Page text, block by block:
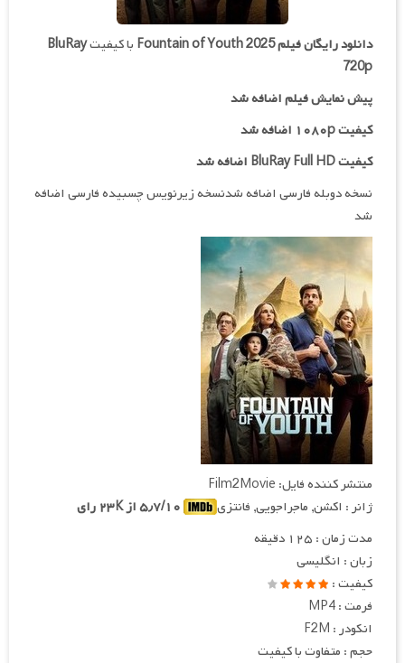
دانلود رایگان فیلمFountain of Youth 2025 با کیفیتBluRay
720p
پیش نمایش فیلم اضافه شد
کیفیت ۱۰۸۰p اضافه شد
کیفیت BluRay Full HD اضافه شد
نسخه دوبله فارسی اضافه شدنسخه زیرنویس چسبیده فارسی اضافه
شد
منتشر کننده فایل: Film2Movie
ژانر : اکشن, ماجراجویی, فانتزی
مدت زمان : ۱۲۵ دقیقه
زبان : انگلیسی
کیفیت :
فرمت : MP4
انکودر : F2M
حجم : متفاوت با کیفیت